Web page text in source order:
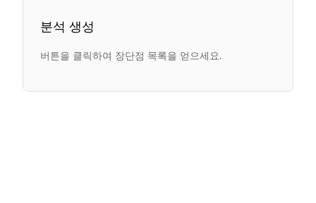
분석 생성
버튼을 클릭하여 장단점 목록을 얻으세요.